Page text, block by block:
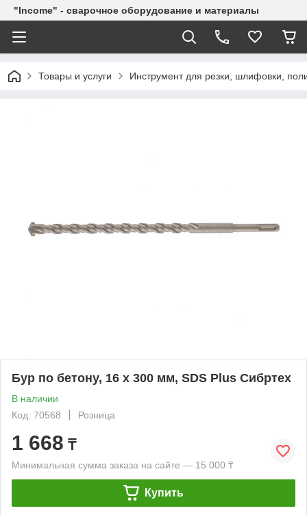
"Income" - сварочное оборудование и материалы
Товары и услуги Инструмент для резки, шлифовки,
Бур по бетону, 16 x 300 мм, SDS Plus Сибртех
В наличии
Код: 70568
Розница
1 668 ₸
Минимальная сумма заказа на сайте — 15 000 ₸
Купить